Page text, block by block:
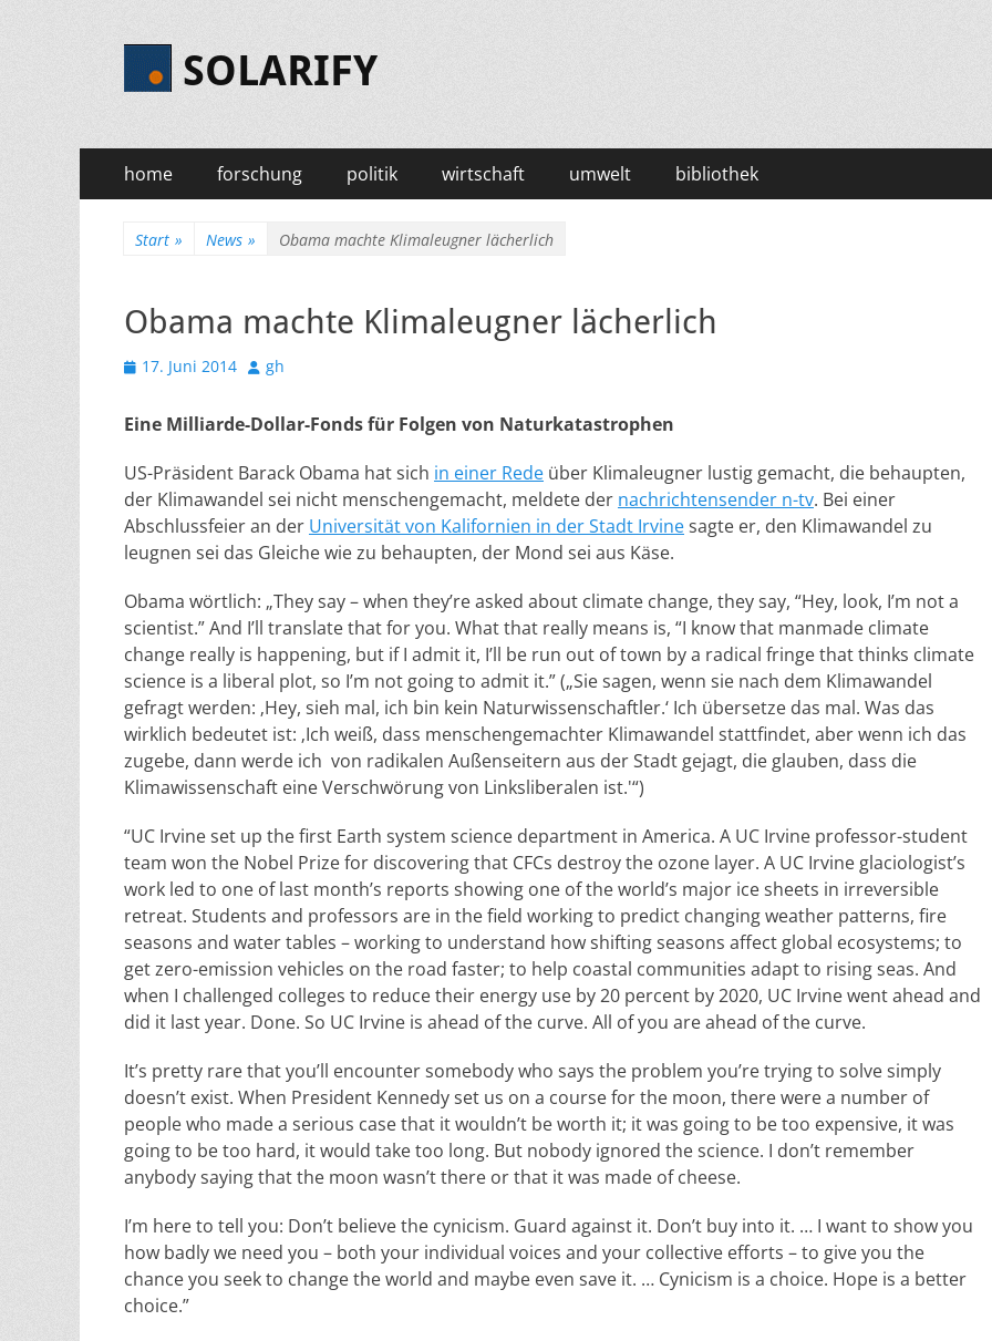
SOLARIFY
Primäres
Menü
Zum
Inhalt
home forschung politik wirtschaft umwelt bibliothek
Start » News » Obama machte Klimaleugner lächerlich
Obama machte Klimaleugner lächerlich
Veröffentlicht
17. Juni 2014 Autor
gh
Eine Milliarde-Dollar-Fonds für Folgen von Naturkatastrophen
US-Präsident Barack Obama hat sich in einer Rede über Klimaleugner lustig gemacht, die behaupten,
der Klimawandel sei nicht menschengemacht, meldete der nachrichtensender n-tv. Bei einer
Abschlussfeier an der Universität von Kalifornien in der Stadt Irvinesagte er, den Klimawandel zu
leugnen sei das Gleiche wie zu behaupten, der Mond sei aus Käse.
Obama wörtlich: „They say – when they’re asked about climate change, they say, “Hey, look, I’m not a
scientist.” And I’ll translate that for you. What that really means is, “I know that manmade climate
change really is happening, but if I admit it, I’ll be run out of town by a radical fringe that thinks climate
science is a liberal plot, so I’m not going to admit it.” („Sie sagen, wenn sie nach dem Klimawandel
gefragt werden: ‚Hey, sieh mal, ich bin kein Naturwissenschaftler.‘ Ich übersetze das mal. Was das
wirklich bedeutet ist: ‚Ich weiß, dass menschengemachter Klimawandel stattfindet, aber wenn ich das
zugebe, dann werde ich von radikalen Außenseitern aus der Stadt gejagt, die glauben, dass die
Klimawissenschaft eine Verschwörung von Linksliberalen ist.'“)
“UC Irvine set up the first Earth system science department in America. A UC Irvine professor-student
team won the Nobel Prize for discovering that CFCs destroy the ozone layer. A UC Irvine glaciologist’s
work led to one of last month’s reports showing one of the world’s major ice sheets in irreversible
retreat. Students and professors are in the field working to predict changing weather patterns, fire
seasons and water tables – working to understand how shifting seasons affect global ecosystems; to
get zero-emission vehicles on the road faster; to help coastal communities adapt to rising seas. And
when I challenged colleges to reduce their energy use by 20 percent by 2020, UC Irvine went ahead and
did it last year. Done. So UC Irvine is ahead of the curve. All of you are ahead of the curve.
It’s pretty rare that you’ll encounter somebody who says the problem you’re trying to solve simply
doesn’t exist. When President Kennedy set us on a course for the moon, there were a number of
people who made a serious case that it wouldn’t be worth it; it was going to be too expensive, it was
going to be too hard, it would take too long. But nobody ignored the science. I don’t remember
anybody saying that the moon wasn’t there or that it was made of cheese.
I’m here to tell you: Don’t believe the cynicism. Guard against it. Don’t buy into it. … I want to show you
how badly we need you – both your individual voices and your collective efforts – to give you the
chance you seek to change the world and maybe even save it. … Cynicism is a choice. Hope is a better
choice.”